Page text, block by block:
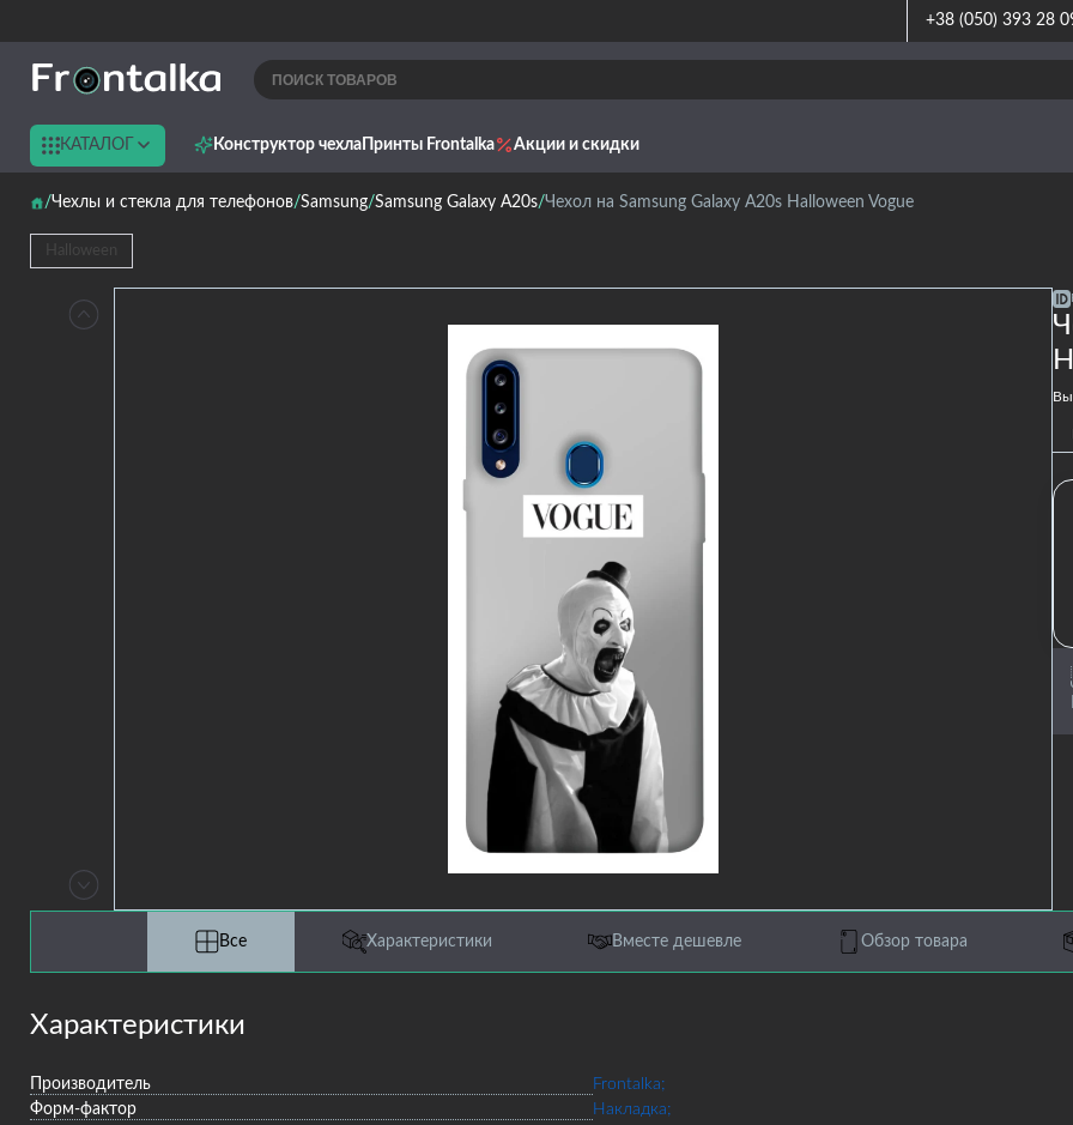
+38 (050) 393 28
КАТАЛОГ Конструктор чехла Принты Frontalka Акции и скидки
Чехлы и стекла для телефонов Samsung Samsung Galaxy A20s Чехол на Samsung Galaxy A20s Halloween Vogue
Halloween
Все Характеристики Вместе дешевле Обзор товара
Характеристики
Производитель
Frontalka;
Форм-фактор
Накладка;